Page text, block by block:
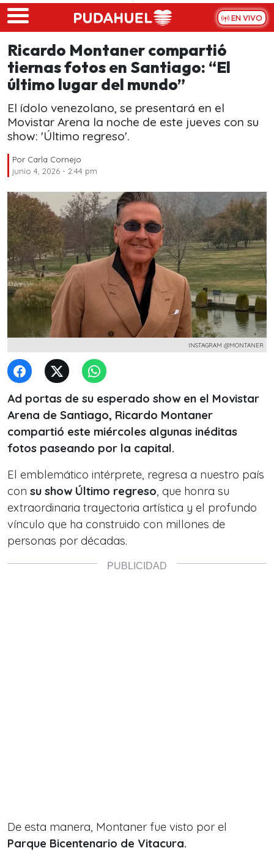
Skip to main content
EN VIVO
Ricardo Montaner compartió
tiernas fotos en Santiago: “El
último lugar del mundo”
El ídolo venezolano, se presentará en el
Movistar Arena la noche de este jueves con su
show: 'Último regreso'.
Por Carla Cornejo
junio 4, 2026 - 2:44 pm
INSTAGRAM @MONTANER
Ad portas de su esperado show en el Movistar
Arena de Santiago, Ricardo Montaner
compartió este miércoles algunas inéditas
fotos paseando por la capital.
El emblemático intérprete, regresa a nuestro país
con su show Último regreso, que honra su
extraordinaria trayectoria artística y el profundo
vínculo que ha construido con millones de
personas por décadas.
De esta manera, Montaner fue visto por el
Parque Bicentenario de Vitacura.